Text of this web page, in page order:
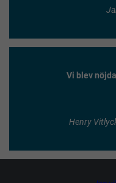
Vi blev
Henry